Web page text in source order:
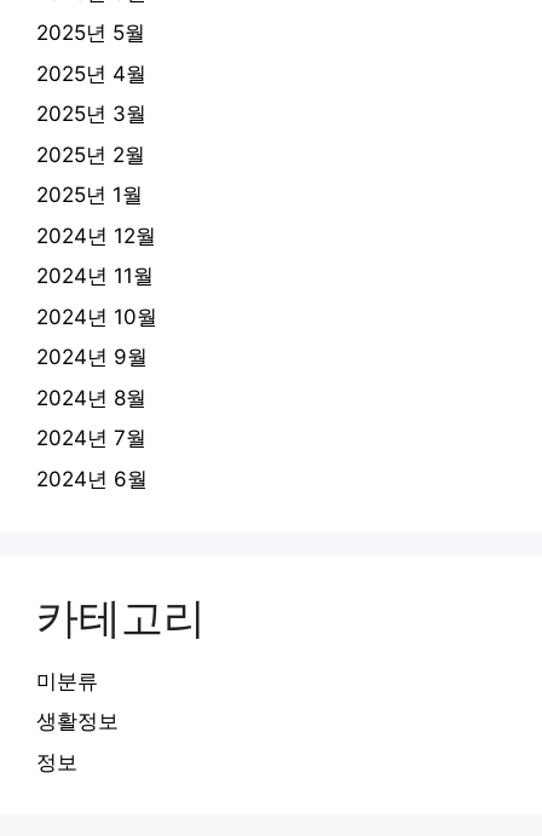
2025년 5월
2025년 4월
2025년 3월
2025년 2월
2025년 1월
2024년 12월
2024년 11월
2024년 10월
2024년 9월
2024년 8월
2024년 7월
2024년 6월
카테고리
미분류
생활정보
정보